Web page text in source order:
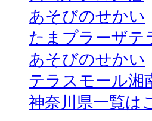
あそびのせかい
たまプラーザテ
あそびのせかい
テラスモール湘
神奈川県一覧は